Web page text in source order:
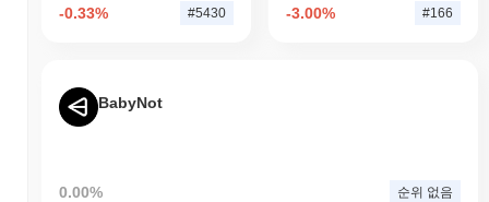
-0.33% #5430 -3.00% #166
BabyNot
0.00% 순위 없음